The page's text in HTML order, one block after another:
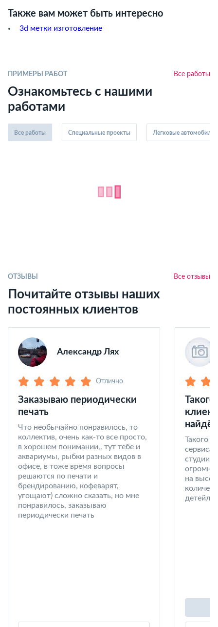
Также вам может быть интересно
3d метки изготовление
ПРИМЕРЫ РАБОТ Все работы
Ознакомьтесь с нашими
работами
Все работы Специальные проекты Легковые автомобили
ОТЗЫВЫ Все отзывы
Почитайте отзывы наших
постоянных клиентов
Александр Лях
Отлично
Заказываю периодически
печать
Что необычайно понравилось, то
коллектив, очень как-то все просто,
в хорошем понимании,. тут тебе и
аквариумы, рыбки разных видов в
офисе, в тоже время вопросы
решаются по печати и
брендированию, кофеварят,
угощают) сложно сказать, но мне
понравилось, заказываю
периодически печать
Такого
сервиса
студии
на